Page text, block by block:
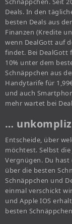
Deals. In den
besten Deals aus
Finanzen (Kredite
wenn DealGott auf
findet. Bei DealGott
10% unter dem
Schnäppchen aus
Handytarife für
und auch
mehr wartet bei
…
Entscheide, über
möchtest. Selbst
Vergnügen. Du
über die besten
Schnäppchen und
einmal verschickt
und Apple IOS
besten